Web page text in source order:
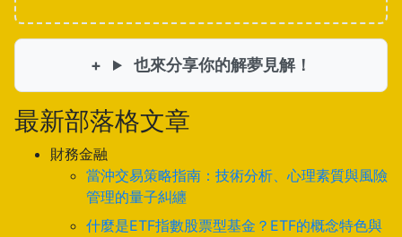
也來分享你的解夢見解！
最新部落格文章
財務金融
當沖交易策略指南：技術分析、心理素質與風險
管理的量子糾纏
什麼是ETF指數股票型基金？ETF的概念特色與